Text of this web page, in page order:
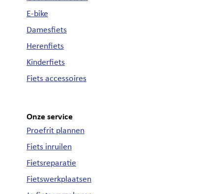
E-bike
Damesfiets
Herenfiets
Kinderfiets
Fiets accessoires
Onze service
Proefrit plannen
Fiets inruilen
Fietsreparatie
Fietswerkplaatsen